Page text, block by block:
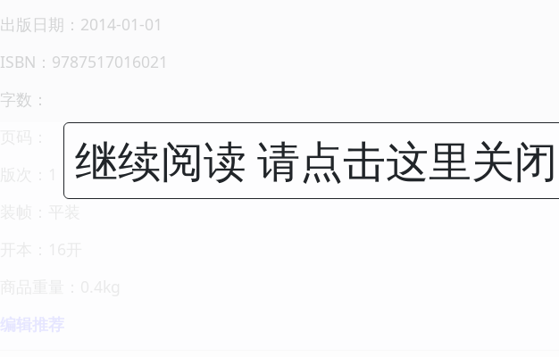
出版日期：2014-01-01
ISBN：9787517016021
字数：
继续阅读 请点击这里关